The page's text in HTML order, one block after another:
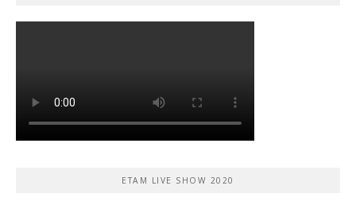
ETAM LIVE SHOW 2020